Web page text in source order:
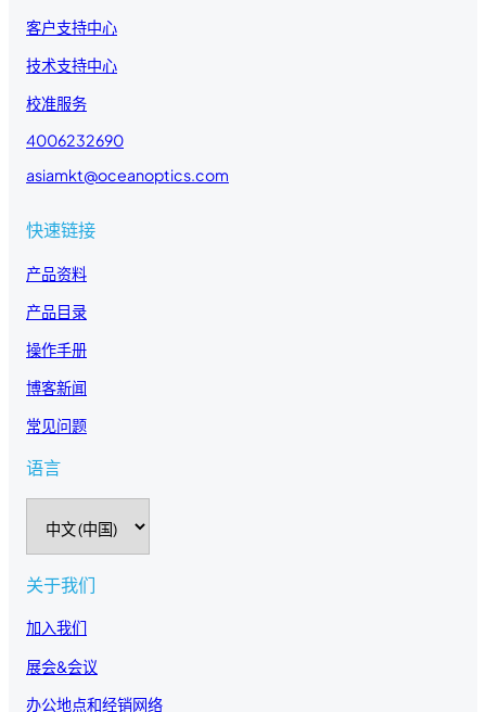
客户支持中心
技术支持中心
校准服务
4006232690
asiamkt@oceanoptics.com
快速链接
产品资料
产品目录
操作手册
博客新闻
常见问题
语言
语
言
关于我们
加入我们
展会&会议
办公地点和经销网络